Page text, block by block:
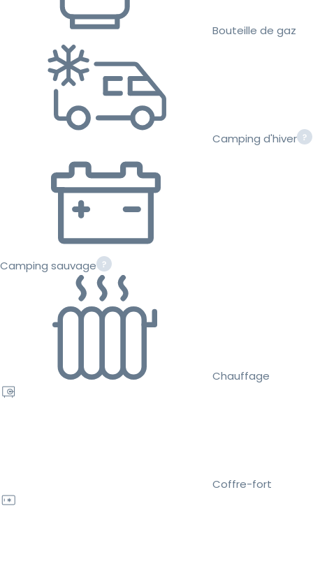
Bouteille de gaz
Camping d'hiver
Camping sauvage
Chauffage
Coffre-fort